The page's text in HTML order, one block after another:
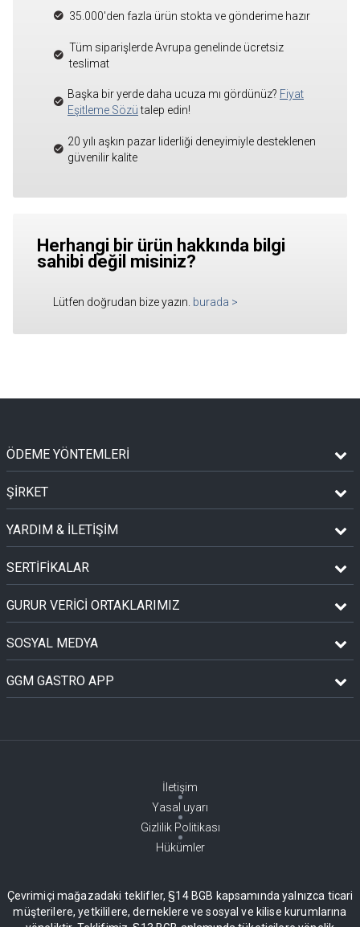
35.000'den fazla ürün stokta ve gönderime hazır
Tüm siparişlerde Avrupa genelinde ücretsiz
teslimat
Başka bir yerde daha ucuza mı gördünüz? Fiyat
Eşitleme Sözütalep edin!
20 yılı aşkın pazar liderliği deneyimiyle desteklenen
güvenilir kalite
Herhangi bir ürün hakkında bilgi
sahibi değil misiniz?
Lütfen doğrudan bize yazın. burada >
ÖDEME YÖNTEMLERİ
ŞİRKET
YARDIM & İLETİŞİM
SERTİFİKALAR
GURUR VERİCİ ORTAKLARIMIZ
SOSYAL MEDYA
GGM GASTRO APP
İletişim
Yasal uyarı
Gizlilik Politikası
Hükümler
Çevrimiçi mağazadaki teklifler, §14 BGB kapsamında yalnızca ticari
müşterilere, yetkililere, derneklere ve sosyal ve kilise kurumlarına